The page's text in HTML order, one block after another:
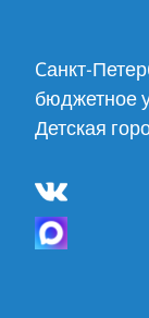
Cанкт-
бюджетное
Детская